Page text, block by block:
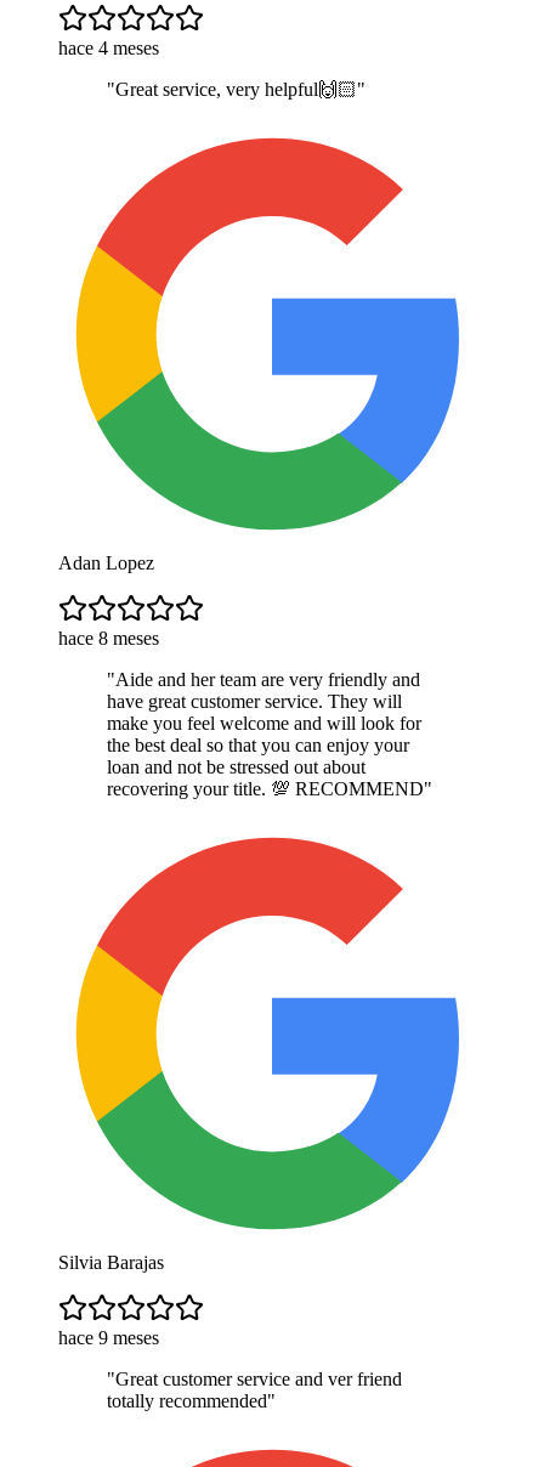
hace 4 meses
"Great service, very helpful🙌🏻"
Adan Lopez
hace 8 meses
"Aide and her team are very friendly and
have great customer service. They will
make you feel welcome and will look for
the best deal so that you can enjoy your
loan and not be stressed out about
recovering your title. 💯 RECOMMEND"
Silvia Barajas
hace 9 meses
"Great customer service and ver friend
totally recommended"